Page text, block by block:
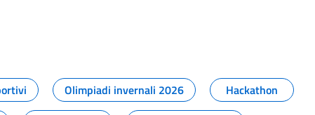
Olimpiadi invernali 2026
Hackathon